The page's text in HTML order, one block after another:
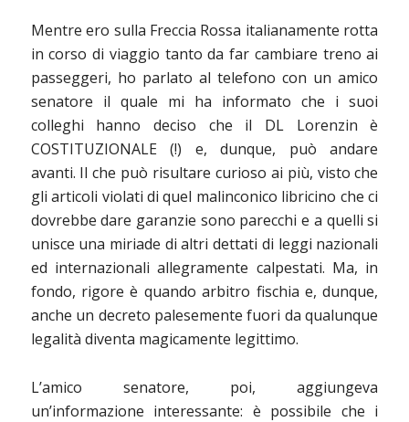
Mentre ero sulla Freccia Rossa italianamente rotta
in corso di viaggio tanto da far cambiare treno ai
passeggeri, ho parlato al telefono con un amico
senatore il quale mi ha informato che i suoi
colleghi hanno deciso che il DL Lorenzin è
COSTITUZIONALE (!) e, dunque, può andare
avanti. Il che può risultare curioso ai più, visto che
gli articoli violati di quel malinconico libricino che ci
dovrebbe dare garanzie sono parecchi e a quelli si
unisce una miriade di altri dettati di leggi nazionali
ed internazionali allegramente calpestati. Ma, in
fondo, rigore è quando arbitro fischia e, dunque,
anche un decreto palesemente fuori da qualunque
legalità diventa magicamente legittimo.
L’amico senatore, poi, aggiungeva
un’informazione interessante: è possibile che i